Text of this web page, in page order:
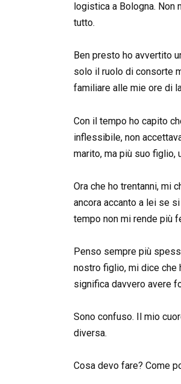
logistica a Bologna. Non
tutto.
Ben presto ho avvertito
solo il ruolo di consorte
familiare alle mie ore di
Con il tempo ho capito
inflessibile, non
marito, ma più suo figlio,
Ora che ho trentanni, mi
ancora accanto a lei se
tempo non mi rende più
Penso sempre più
nostro figlio, mi dice che
significa davvero avere
Sono confuso. Il mio
diversa.
Cosa devo fare? Come